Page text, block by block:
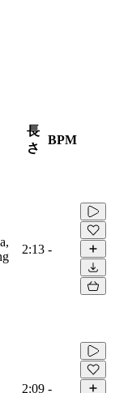
長
さ
BPM
2:13 -
2:09 -